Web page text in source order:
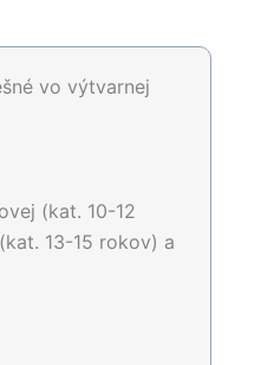
vo výtvarnej
(kat. 10-12
13-15 rokov) a